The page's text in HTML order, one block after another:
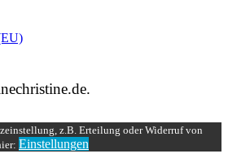
z.B. Erteilung oder Widerruf von
Einstellungen